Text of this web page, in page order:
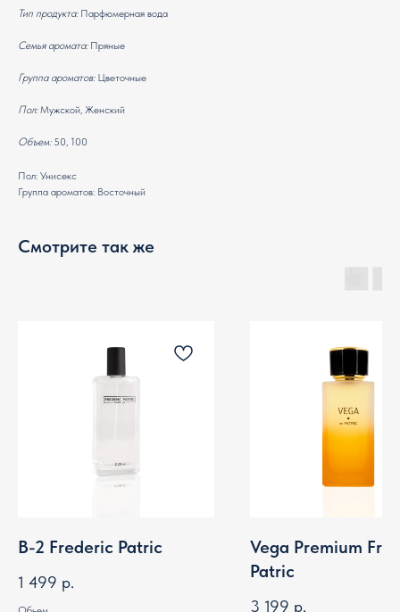
Тип продукта:Парфюмерная вода
Семья аромата:Пряные
Группа ароматов:Цветочные
Пол:Мужской, Женский
Объем:50, 100
Пол: Унисекс
Группа ароматов: Восточный
Смотрите так же
B-2 Frederic Patric
1 499 р.
Vega Premium
Patric
3 199 р.